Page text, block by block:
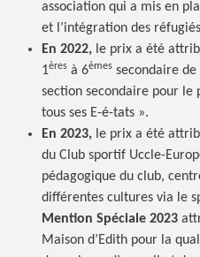
association qui a mis en
et l’intégration des
En 2022, le prix a été
1ères à 6èmes secondaire de
section secondaire pour le
tous ses E-é-tats ».
En 2023, le prix a été
du Club sportif Uccle-
pédagogique du club,
différentes cultures via le
Mention Spéciale 2023
Maison d’Edith pour la